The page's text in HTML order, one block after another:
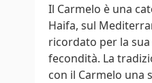
Il Carmelo è una
Haifa, sul
ricordato per la sua
fecondità. La
con il Carmelo una